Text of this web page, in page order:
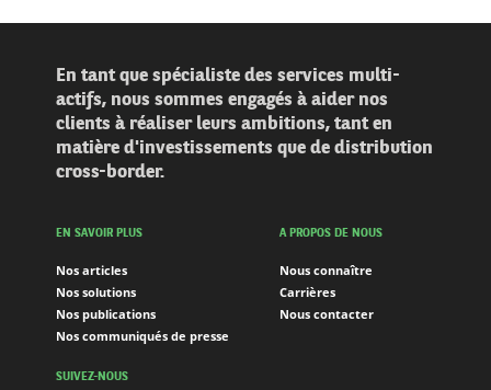
En tant que spécialiste des services multi-
actifs, nous sommes engagés à aider nos
clients à réaliser leurs ambitions, tant en
matière d'investissements que de distribution
cross-border.
EN SAVOIR PLUS
Nos articles
Nos solutions
Nos publications
Nos communiqués de presse
A PROPOS DE NOUS
Nous connaître
Carrières
Nous contacter
SUIVEZ-NOUS